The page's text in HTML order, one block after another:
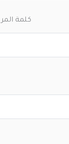
كلمة